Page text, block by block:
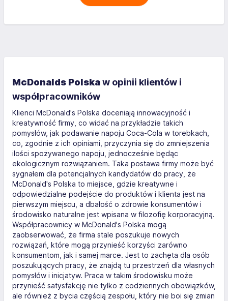
McDonalds Polskaw opinii klientów i
współpracowników
Klienci McDonald's Polska doceniają innowacyjność i
kreatywność firmy, co widać na przykładzie takich
pomysłów, jak podawanie napoju Coca-Cola w torebkach,
co, zgodnie z ich opiniami, przyczynia się do zmniejszenia
ilości spożywanego napoju, jednocześnie będąc
ekologicznym rozwiązaniem. Taka postawa firmy może być
sygnałem dla potencjalnych kandydatów do pracy, że
McDonald's Polska to miejsce, gdzie kreatywne i
odpowiedzialne podejście do produktów i klienta jest na
pierwszym miejscu, a dbałość o zdrowie konsumentów i
środowisko naturalne jest wpisana w filozofię korporacyjną.
Współpracownicy w McDonald's Polska mogą
zaobserwować, że firma stale poszukuje nowych
rozwiązań, które mogą przynieść korzyści zarówno
konsumentom, jak i samej marce. Jest to zachęta dla osób
poszukujących pracy, że znajdą tu przestrzeń dla własnych
pomysłów i inicjatyw. Praca w takim środowisku może
przynieść satysfakcję nie tylko z codziennych obowiązków,
ale również z bycia częścią zespołu, który nie boi się zmian